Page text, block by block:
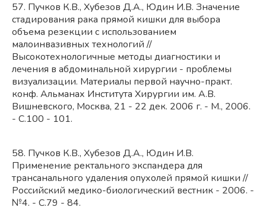
57. Пучков К.В., Хубезов Д.А., Юдин И.В. Значение
стадирования рака прямой кишки для выбора
объема резекции с использованием
малоинвазивных технологий //
Высокотехнологичные методы диагностики и
лечения в абдоминальной хирургии - проблемы
визуализации. Материалы первой научно-практ.
конф. Альманах Института Хирургии им. А.В.
Вишневского, Москва, 21 - 22 дек. 2006 г. - М., 2006.
- С.100 - 101.
58. Пучков К.В., Хубезов Д.А., Юдин И.В.
Применение ректального экспандера для
трансанального удаления опухолей прямой кишки //
Российский медико-биологический вестник - 2006. -
№4. - С.79 - 84.